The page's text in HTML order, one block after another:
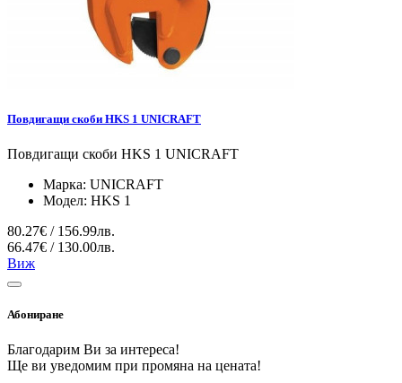
Повдигащи скоби HKS 1 UNICRAFT
Повдигащи скоби HKS 1 UNICRAFT
Марка: UNICRAFT
Модел: HKS 1
80.27€ / 156.99лв.
66.47€ / 130.00лв.
Виж
Абониране
Благодарим Ви за интереса!
Ще ви уведомим при промяна на цената!